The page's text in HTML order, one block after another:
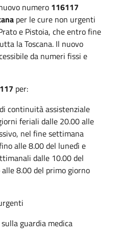
numero 116117
per le cure non urgenti
e Pistoia, che entro fine
la Toscana. Il nuovo
da numeri fissi e
per:
continuità assistenziale
feriali dalle 20.00 alle
nel fine settimana
alle 8.00 del lunedì e
dalle 10.00 del
8.00 del primo giorno
guardia medica